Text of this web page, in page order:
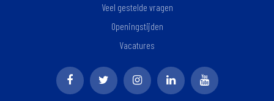
Veel gestelde vragen
Openingstijden
Vacatures